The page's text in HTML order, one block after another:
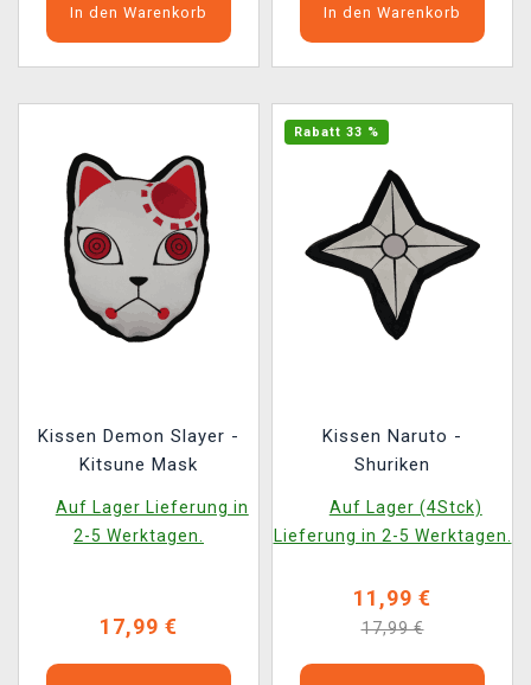
In den Warenkorb In den Warenkorb
Kissen Demon Slayer -
Kitsune Mask
Auf Lager Lieferung in
2-5 Werktagen.
17,99 €
Rabatt 33 %
Kissen Naruto -
Shuriken
Auf Lager (4Stck)
Lieferung in 2-5 Werktagen.
11,99 €
17,99 €